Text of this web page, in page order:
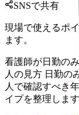
SNSで共有
現場で使えるポ
ます。
看護師が日勤の
人の見方 日勤の
人で確認すべき
イプを整理します